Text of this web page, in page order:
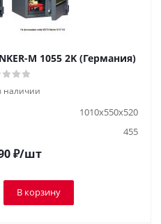
M 1055 2K (Германия)
наличии
1010x550x520
455
₽/шт
В корзину